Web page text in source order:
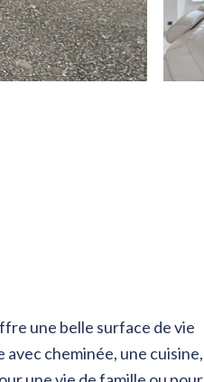
une belle surface de vie
cheminée, une cuisine,